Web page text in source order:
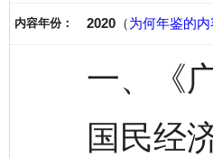
内容年份： 2020 （为何年鉴的
一、《
国民经